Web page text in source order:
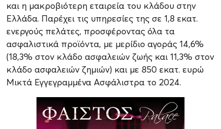
και η μακροβιότερη εταιρεία του κλάδου στην
Ελλάδα. Παρέχει τις υπηρεσίες της σε 1,8 εκατ.
ενεργούς πελάτες, προσφέροντας όλα τα
ασφαλιστικά προϊόντα, με μερίδιο αγοράς 14,6%
(18,3% στον κλάδο ασφαλειών ζωής και 11,3% στον
κλάδο ασφαλειών ζημιών) και με 850 εκατ. ευρώ
Μικτά Εγγεγραμμένα Ασφάλιστρα το 2024.